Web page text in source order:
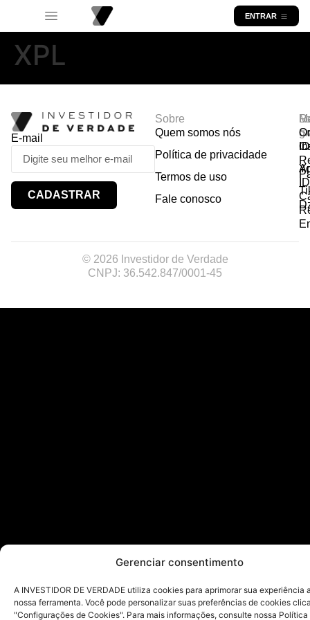
Gerenciar consentimento
A INVESTIDOR DE VERDADE utiliza cookies para aprimorar sua experiência
nossa ferramenta. Você pode personalizar suas preferências de cookies
"Configurações de Cookies". Para mais informações, consulte nossa Política
ENTRAR
XPL
E-mail
CADASTRAR
Sobre
Quem somos nós
Política de privacidade
Termos de uso
Fale conosco
© 2026 Investidor de Verdade
CNPJ: 36.542.847/0001-45